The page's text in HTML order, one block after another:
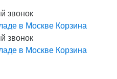
звонок
в Москве Корзина
звонок
в Москве Корзина